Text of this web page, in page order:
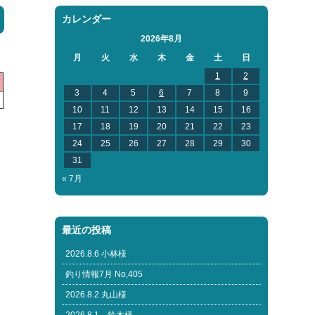
カレンダー
2026年8月
月
火 水 木 金 土
日
1
2
3
4 5 6 7 8
9
10
11 12 13 14 15
16
17
18 19 20 21 22
23
24
25 26 27 28 29
30
31
« 7月
最近の投稿
2026.8.6 小林様
釣り情報7月 No,405
2026.8.2 丸山様